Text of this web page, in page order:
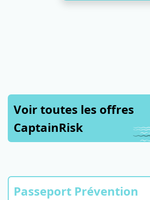
Voir toutes les offres
CaptainRisk
Passeport Prévention